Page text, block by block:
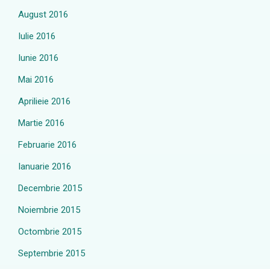
August 2016
Iulie 2016
Iunie 2016
Mai 2016
Aprilieie 2016
Martie 2016
Februarie 2016
Ianuarie 2016
Decembrie 2015
Noiembrie 2015
Octombrie 2015
Septembrie 2015